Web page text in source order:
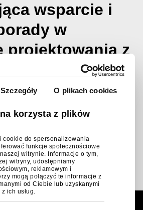
Szczegóły O plikach cookies
korzysta z plików
cookie do spersonalizowania
funkcje społecznościowe
witrynie. Informacje o tym,
witryny, udostępniamy
reklamowym i
mogą połączyć te informacje z
od Ciebie lub uzyskanymi
ich usług.
wsparcie i
w
projektowania z
Connection®